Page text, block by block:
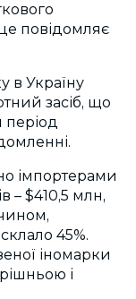
повідомляє
в Україну
засіб, що
період
імпортерами
– $410,5 млн,
45%.
іномарки
і